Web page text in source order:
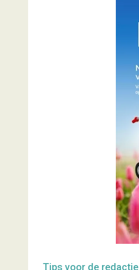
Tips voor de redactie